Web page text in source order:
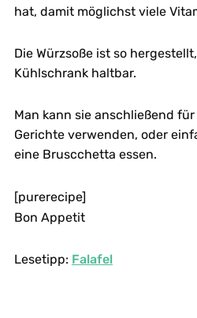
hat, damit möglichst viele
Die Würzsoße ist so
Kühlschrank haltbar.
Man kann sie anschließend
Gerichte verwenden, oder
eine Bruscchetta essen.
[purerecipe]
Bon Appetit
Lesetipp: Falafel